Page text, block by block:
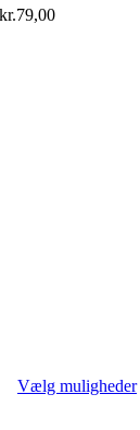
kr.79,00
Vælg muligheder